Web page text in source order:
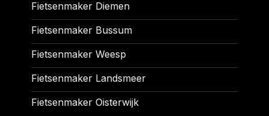
Fietsenmaker Diemen
Fietsenmaker Bussum
Fietsenmaker Weesp
Fietsenmaker Landsmeer
Fietsenmaker Oisterwijk